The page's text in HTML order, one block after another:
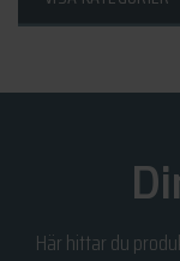
Här hittar du